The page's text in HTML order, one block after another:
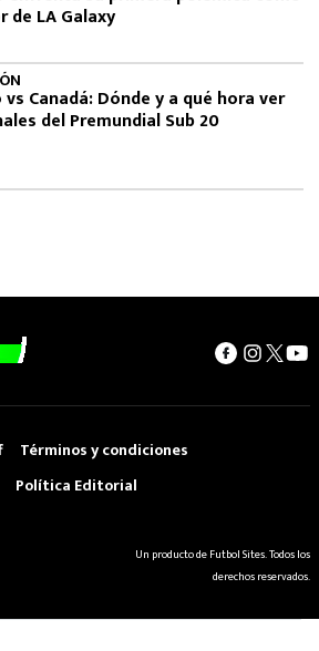
de LA Galaxy
Canadá: Dónde y a qué hora ver
del Premundial Sub 20
Términos y condiciones
Política Editorial
Un producto de Futbol Sites. Todos los
derechos reservados.